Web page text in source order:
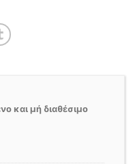
και μή διαθέσιμο